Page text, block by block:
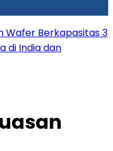
Wafer Berkapasitas 3
di India dan